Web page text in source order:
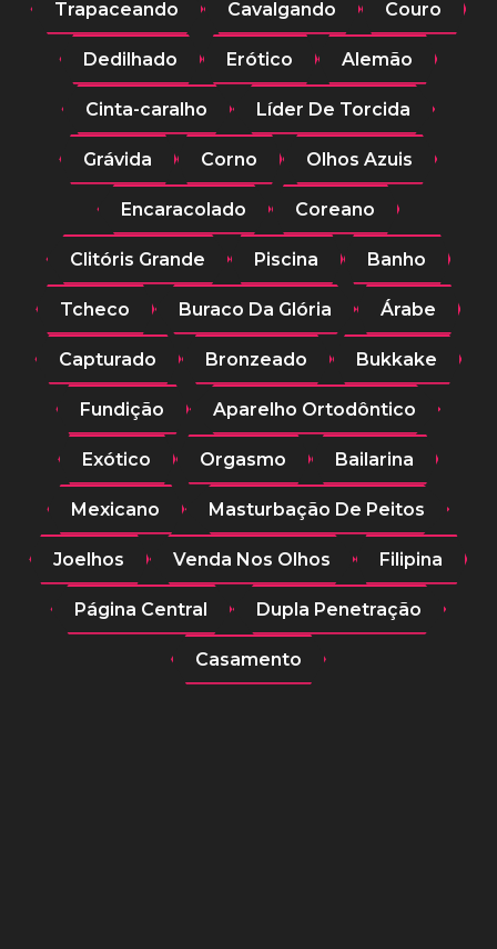
Trapaceando Cavalgando Couro
Dedilhado Erótico Alemão
Cinta-caralho Líder De Torcida
Grávida Corno Olhos Azuis
Encaracolado Coreano
Clitóris Grande Piscina Banho
Tcheco Buraco Da Glória Árabe
Capturado Bronzeado Bukkake
Fundição Aparelho Ortodôntico
Exótico Orgasmo Bailarina
Mexicano Masturbação De Peitos
Joelhos Venda Nos Olhos Filipina
Página Central Dupla Penetração
Casamento